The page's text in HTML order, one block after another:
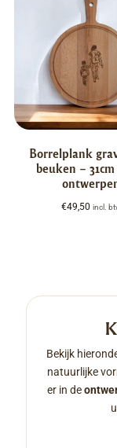
Borrelplank
beuken –
€49,50 incl.
Bekijk
natuurlijke
er in de